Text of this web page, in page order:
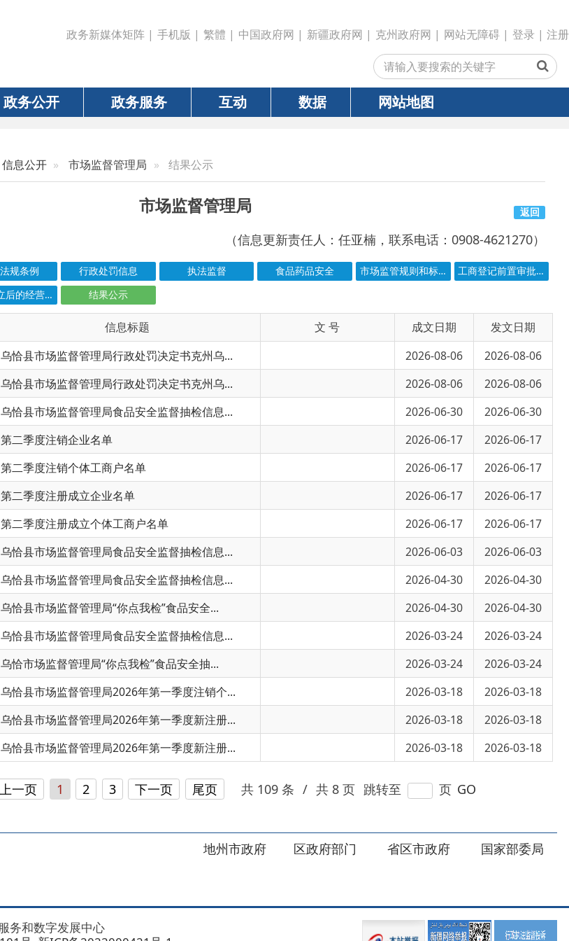
政务新媒体矩阵 | 手机版| 繁體 | 中国政府网| 新疆政府网| 克州政府网 | 网站无障碍| 登录 | 注册
政务服务 互动 数据 网站地图
市场监督管理局
（信息更新责任人：任亚楠，联系电话：0908-4621270）
食品药品安全 市场监管规则和标准
工商登记前置审批事项目录
许可清单 结果公示
信息标题
监督管理局行政处罚决定书克州乌... 2026-08-06
2026-08-06
监督管理局行政处罚决定书克州乌... 2026-08-06 2026-08-06
监督管理局食品安全监督抽检信息... 2026-06-30
销企业名单 2026-06-17
销个体工商户名单
2026-06-17
册成立企业名单 2026-06-17
册成立个体工商户名单 2026-06-17
监督管理局食品安全监督抽检信息...
监督管理局食品安全监督抽检信息... 2026-04-30 2026-04-30
监督管理局“你点我检”食品安全... 2026-04-30
2026-04-30
监督管理局食品安全监督抽检信息... 2026-03-24 2026-03-24
督管理局“你点我检”食品安全抽... 2026-03-24
监督管理局2026年第一季度注销个... 2026-03-18
监督管理局2026年第一季度新注册...
2026-03-18
监督管理局2026年第一季度新注册... 2026-03-18
1 2 3 下一页 尾页 共 109 条 /
国家部委局
区政府部门
地州市政府
备2022000421号-1